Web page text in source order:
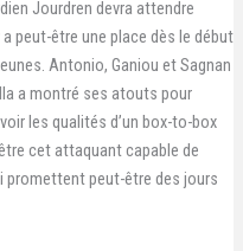
Jourdren devra attendre
peut-être une place dès le début
Antonio, Ganiou et Sagnan
a montré ses atouts pour
les qualités d’un box-to-box
cet attaquant capable de
promettent peut-être des jours